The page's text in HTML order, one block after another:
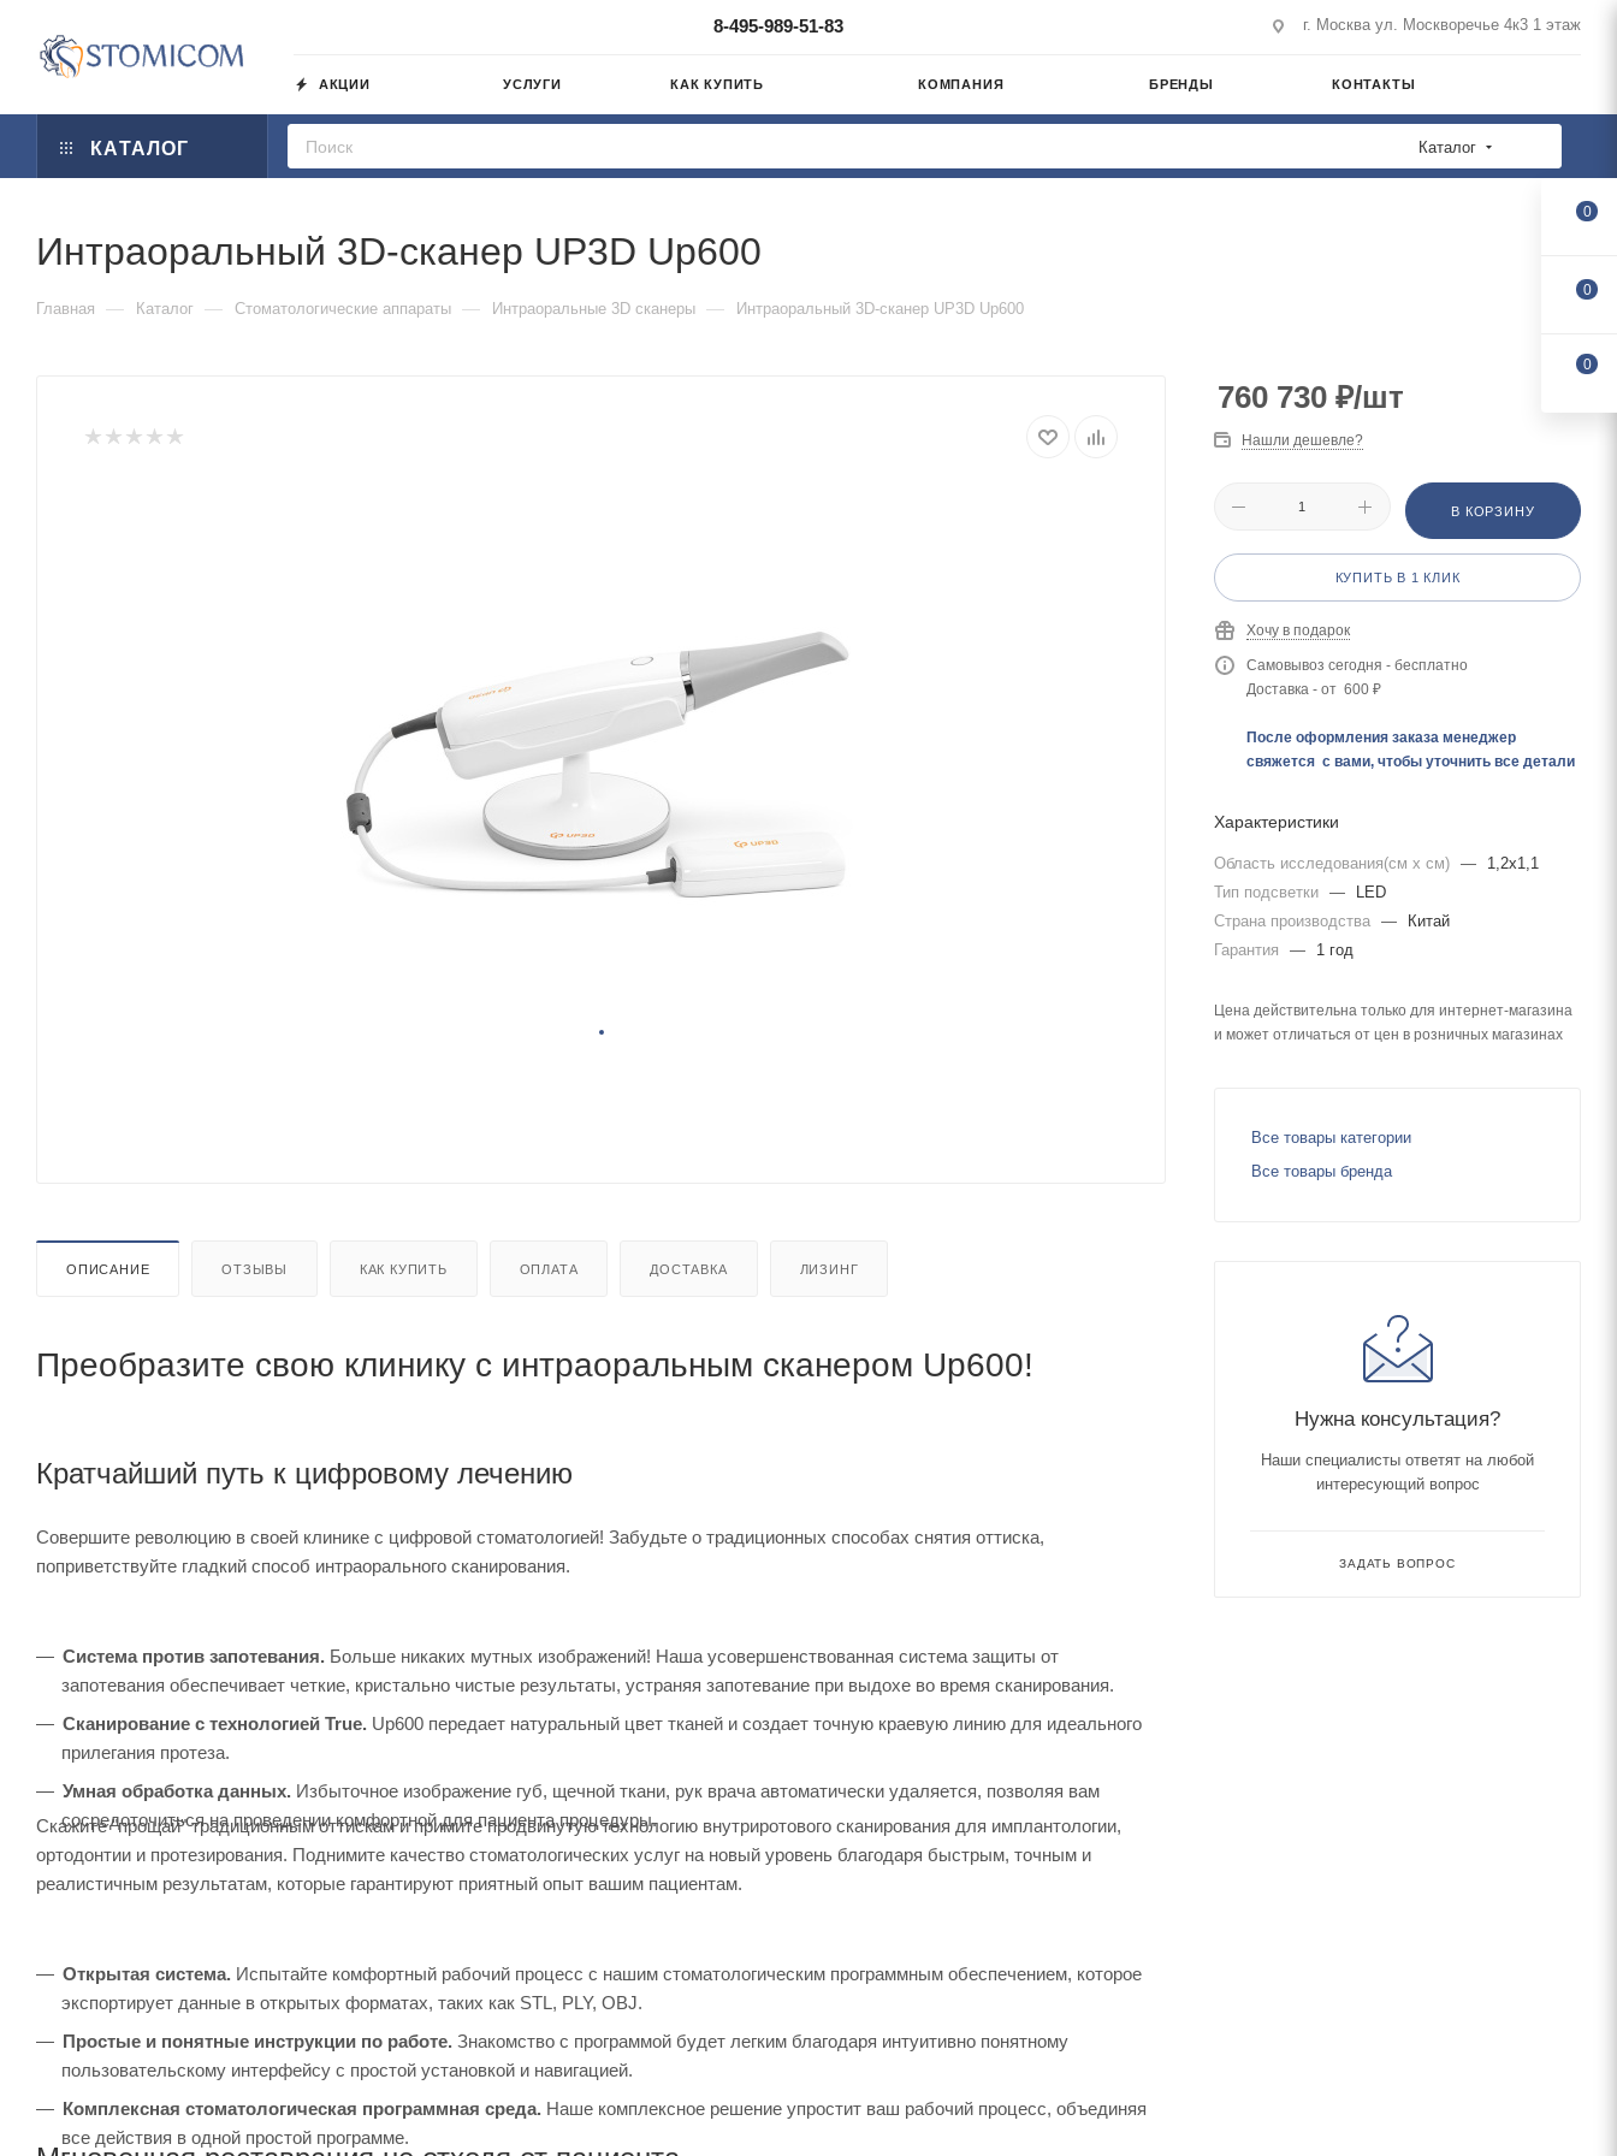
8-495-989-51-83 г. Москва ул. Москворечье 4к3 1 этаж
АКЦИИ УСЛУГИ КАК КУПИТЬ КОМПАНИЯ БРЕНДЫ КОНТАКТЫ
КАТАЛОГ Каталог
Интраоральный 3D-сканер UP3D Up600
Главная — Каталог — Стоматологические аппараты — Интраоральные 3D сканеры — Интраоральный 3D-сканер UP3D Up600
ОПИСАНИЕ ОТЗЫВЫ КАК КУПИТЬ ОПЛАТА ДОСТАВКА ЛИЗИНГ
Преобразите свою клинику с интраоральным сканером Up600!
Кратчайший путь к цифровому лечению
Совершите революцию в своей клинике с цифровой стоматологией! Забудьте о традиционных способах снятия оттиска,
поприветствуйте гладкий способ интраорального сканирования.
Система против запотевания. Больше никаких мутных изображений! Наша усовершенствованная система защиты от
запотевания обеспечивает четкие, кристально чистые результаты, устраняя запотевание при выдохе во время сканирования.
Сканирование с технологией True. Up600 передает натуральный цвет тканей и создает точную краевую линию для идеального
прилегания протеза.
Умная обработка данных. Избыточное изображение губ, щечной ткани, рук врача автоматически удаляется, позволяя вам
сосредоточиться на проведении комфортной для пациента процедуры.
Скажите "прощай" традиционным оттискам и примите продвинутую технологию внутриротового сканирования для имплантологии,
ортодонтии и протезирования. Поднимите качество стоматологических услуг на новый уровень благодаря быстрым, точным и
реалистичным результатам, которые гарантируют приятный опыт вашим пациентам.
Открытая система. Испытайте комфортный рабочий процесс с нашим стоматологическим программным обеспечением, которое
экспортирует данные в открытых форматах, таких как STL, PLY, OBJ.
Простые и понятные инструкции по работе. Знакомство с программой будет легким благодаря интуитивно понятному
пользовательскому интерфейсу с простой установкой и навигацией.
Комплексная стоматологическая программная среда. Наше комплексное решение упростит ваш рабочий процесс, объединяя
все действия в одной простой программе.
760 730 ₽/шт
Нашли дешевле?
В КОРЗИНУ
КУПИТЬ В 1 КЛИК
Хочу в подарок
Самовывоз сегодня - бесплатно
Доставка - от 600 ₽
После оформления заказа менеджер
свяжется с вами, чтобы уточнить все детали
Характеристики
Область исследования(см x см) —
1,2х1,1
Тип подсветки —
LED
Страна производства —
Китай
Гарантия
— 1 год
Цена действительна только для интернет-магазина
и может отличаться от цен в розничных магазинах
Все товары категории
Все товары бренда
Нужна консультация?
Наши специалисты ответят на любой
интересующий вопрос
ЗАДАТЬ ВОПРОС
0
0
0